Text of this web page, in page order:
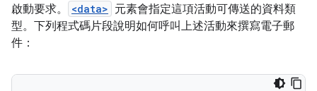
啟動要求。 <data> 元素會指定這項活動可傳送的資料類
型。下列程式碼片段說明如何呼叫上述活動來撰寫電子郵
件：